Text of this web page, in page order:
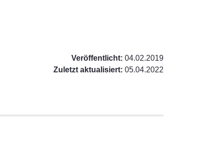
Veröffentlicht: 04.02.2019
Zuletzt aktualisiert: 05.04.2022